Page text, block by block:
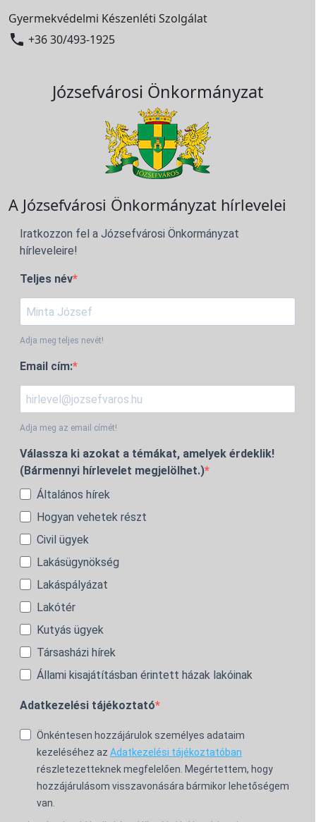
Gyermekvédelmi Készenléti Szolgálat
 +36 30/493-1925
Józsefvárosi Önkormányzat
A Józsefvárosi Önkormányzat hírlevelei
Iratkozzon fel a Józsefvárosi Önkormányzat
hírleveleire!
Teljes név
Adja meg teljes nevét!
Email cím:
Adja meg az email címét!
Válassza ki azokat a témákat, amelyek érdeklik!
(Bármennyi hírlevelet megjelölhet.)
Általános hírek
Hogyan vehetek részt
Civil ügyek
Lakásügynökség
Lakáspályázat
Lakótér
Kutyás ügyek
Társasházi hírek
Állami kisajátításban érintett házak lakóinak
Adatkezelési tájékoztató
Önkéntesen hozzájárulok személyes adataim
kezeléséhez az Adatkezelési tájékoztatóban
részletezetteknek megfelelően. Megértettem, hogy
hozzájárulásom visszavonására bármikor lehetőségem
van.